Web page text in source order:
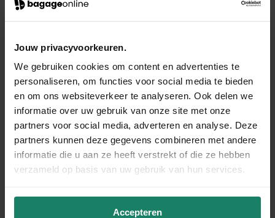
Jouw privacyvoorkeuren.
We gebruiken cookies om content en advertenties te
personaliseren, om functies voor social media te bieden
en om ons websiteverkeer te analyseren. Ook delen we
informatie over uw gebruik van onze site met onze
partners voor social media, adverteren en analyse. Deze
partners kunnen deze gegevens combineren met andere
informatie die u aan ze heeft verstrekt of die ze hebben
verzameld op basis van uw gebruik van hun services.
Accepteren